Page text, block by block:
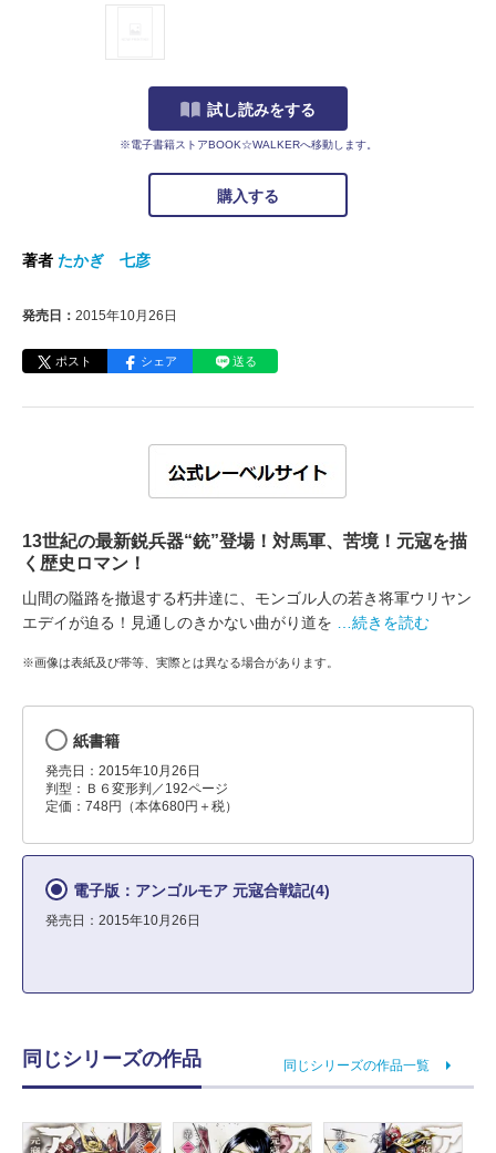
試し読みをする
※電子書籍ストアBOOK☆WALKERへ移動します。
購入する
著者 たかぎ 七彦
発売日： 2015年10月26日
ポスト シェア 送る
13世紀の最新鋭兵器“銃”登場！対馬軍、苦境！元寇を描
く歴史ロマン！
山間の隘路を撤退する朽井達に、モンゴル人の若き将軍ウリヤン
エデイが迫る！見通しのきかない曲がり道を
…続きを読む
※画像は表紙及び帯等、実際とは異なる場合があります。
紙書籍
発売日：2015年10月26日
判型：Ｂ６変形判／192ページ
定価：748円（本体680円＋税）
電子版：アンゴルモア 元寇合戦記(4)
発売日：2015年10月26日
同じシリーズの作品 同じシリーズの作品一覧